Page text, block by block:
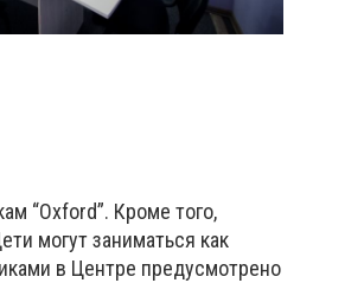
“Oxford”. Кроме того,
могут заниматься как
в Центре предусмотрено